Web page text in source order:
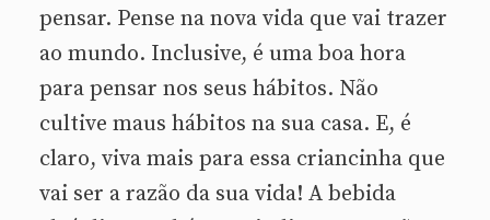
pensar. Pense na nova vida que vai trazer
ao mundo. Inclusive, é uma boa hora
para pensar nos seus hábitos. Não
cultive maus hábitos na sua casa. E, é
claro, viva mais para essa criancinha que
vai ser a razão da sua vida! A bebida